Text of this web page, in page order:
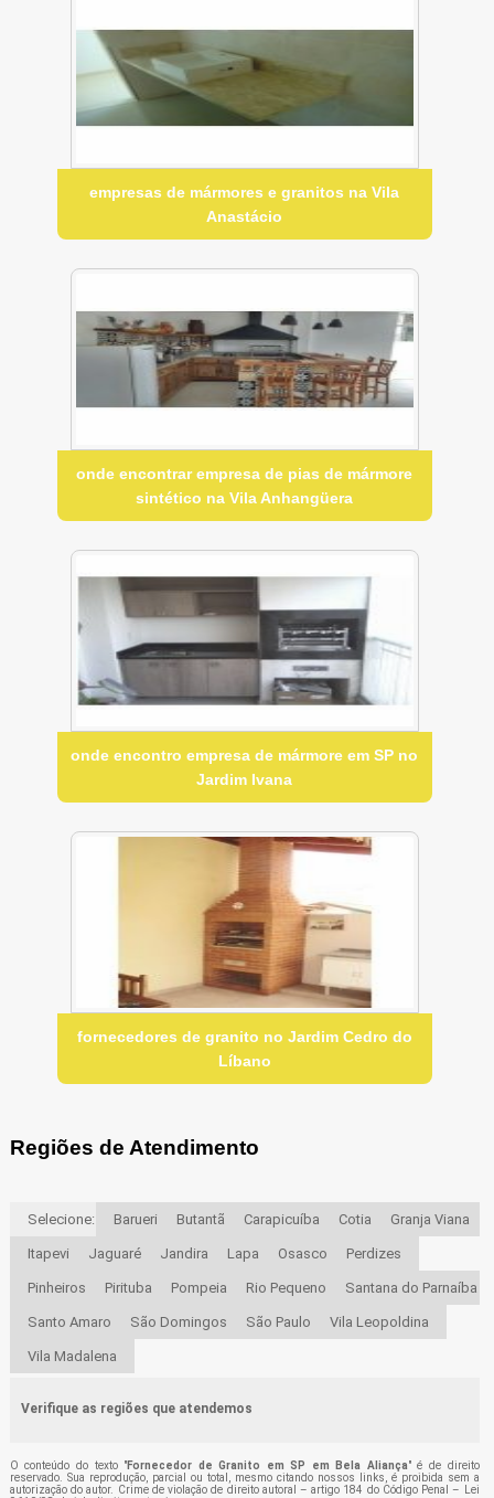
empresas de mármores e granitos na Vila
Anastácio
onde encontrar empresa de pias de mármore
sintético na Vila Anhangüera
onde encontro empresa de mármore em SP no
Jardim Ivana
fornecedores de granito no Jardim Cedro do
Líbano
Regiões de Atendimento
Selecione: Barueri Butantã Carapicuíba Cotia Granja Viana
Itapevi Jaguaré Jandira Lapa Osasco Perdizes
Pinheiros Pirituba Pompeia Rio Pequeno Santana do Parnaíba
Santo Amaro São Domingos São Paulo Vila Leopoldina
Vila Madalena
Verifique as regiões que atendemos
O conteúdo do texto "Fornecedor de Granito em SP em Bela Aliança" é de direito
reservado. Sua reprodução, parcial ou total, mesmo citando nossos links, é proibida sem a
autorização do autor. Crime de violação de direito autoral – artigo 184 do Código Penal –
Lei